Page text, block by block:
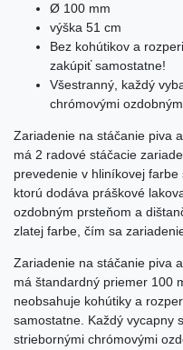
Ø 100 mm
výška 51 cm
Bez kohútikov a
zakúpiť samostatne!
Všestranný, každý
chrómovými
Zariadenie na stáčanie piva
má 2 radové stáčacie
prevedenie v hliníkovej farbe
ktorú dodáva práškové
ozdobným prsteňom a
zlatej farbe, čím sa
Zariadenie na stáčanie piva
má štandardný priemer 100
neobsahuje kohútiky a
samostatne. Každý vycapny
striebornými chrómovými